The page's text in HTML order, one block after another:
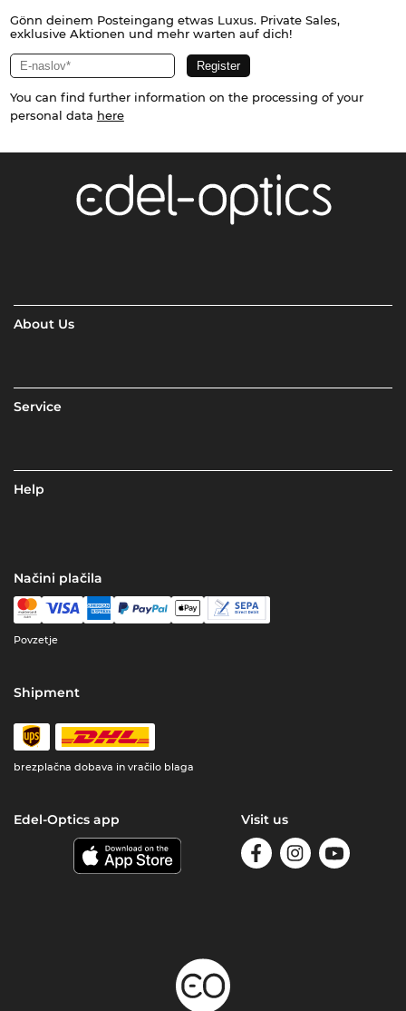
Gönn deinem Posteingang etwas Luxus. Private Sales,
exklusive Aktionen und mehr warten auf dich!
You can find further information on the processing of your
personal data here
About Us
Service
Help
Načini plačila
Povzetje
Shipment
brezplačna dobava in vračilo blaga
Edel-Optics app Visit us